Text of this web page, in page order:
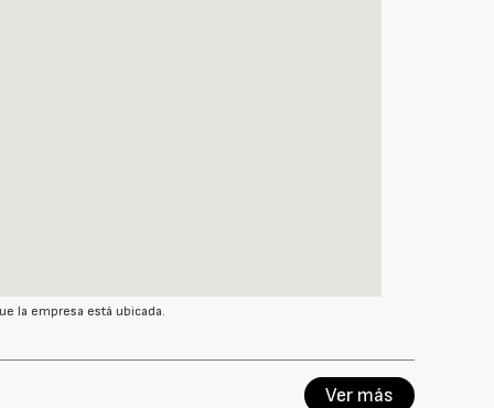
la empresa está ubicada.
Ver más